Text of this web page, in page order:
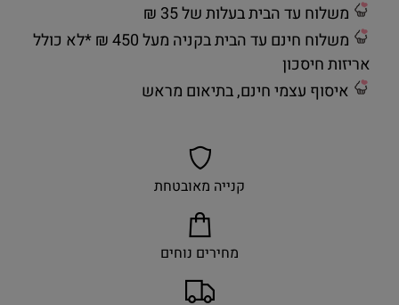
משלוח עד הבית בעלות של 35 ₪
משלוח חינם עד הבית בקניה מעל 450 ₪ *לא כולל
אריזות חיסכון
איסוף עצמי חינם, בתיאום מראש
קנייה מאובטחת
מחירים נוחים